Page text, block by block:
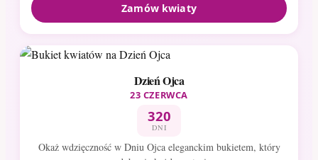
Zamów kwiaty
Dzień Ojca
23 CZERWCA
320
DNI
Okaż wdzięczność w Dniu Ojca eleganckim bukietem, który